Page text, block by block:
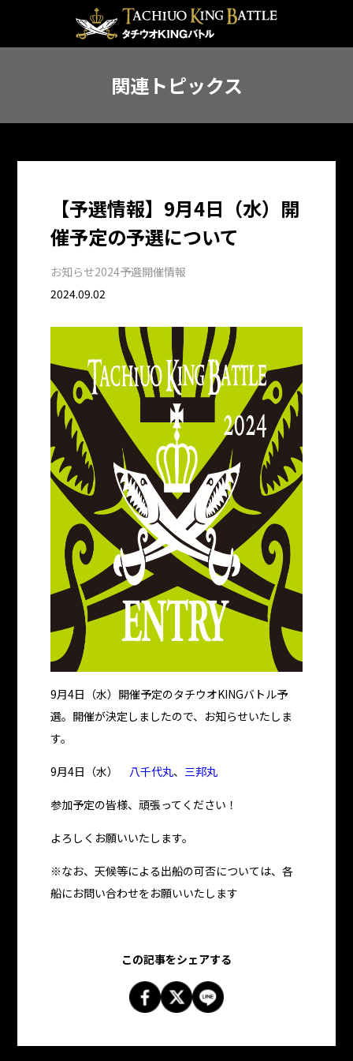
関連トピックス
【予選情報】9月4日（水）開
催予定の予選について
お知らせ2024予選開催情報
2024.09.02
9月4日（水）開催予定のタチウオKINGバトル予
選。開催が決定しましたので、お知らせいたしま
す。
9月4日（水） 八千代丸、三邦丸
参加予定の皆様、頑張ってください！
よろしくお願いいたします。
※なお、天候等による出船の可否については、各
船にお問い合わせをお願いいたします
この記事をシェアする